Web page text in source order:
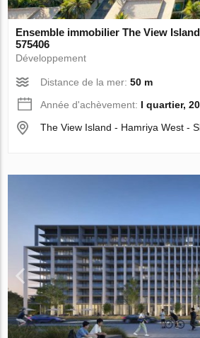
Ensemble immobilier The View
575406
Développement
Distance de la mer:50 m
Année d'achèvement: I quartier,
The View Island - Hamriya West -